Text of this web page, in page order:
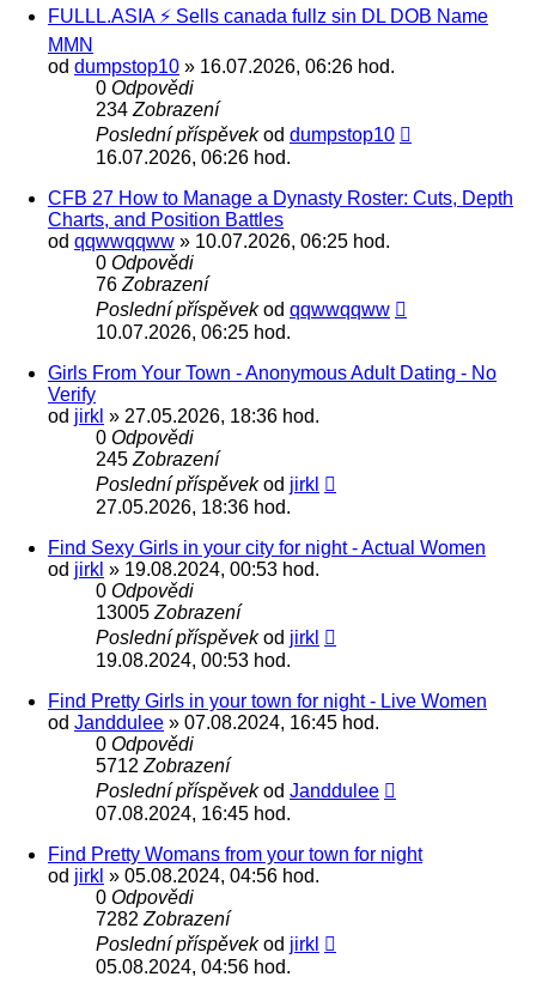
FULLL.ASIA ⚡ Sells canada fullz sin DL DOB Name
MMN
od dumpstop10 » 16.07.2026, 06:26 hod.
0 Odpovědi
234 Zobrazení
Poslední příspěvekod dumpstop10
16.07.2026, 06:26 hod.
CFB 27 How to Manage a Dynasty Roster: Cuts, Depth
Charts, and Position Battles
od qqwwqqww » 10.07.2026, 06:25 hod.
0 Odpovědi
76 Zobrazení
Poslední příspěvekod qqwwqqww
10.07.2026, 06:25 hod.
Girls From Your Town - Anonymous Adult Dating - No
Verify
od jirkl » 27.05.2026, 18:36 hod.
0 Odpovědi
245 Zobrazení
Poslední příspěvekod jirkl
27.05.2026, 18:36 hod.
Find Sexy Girls in your city for night - Actual Women
od jirkl » 19.08.2024, 00:53 hod.
0 Odpovědi
13005 Zobrazení
Poslední příspěvekod jirkl
19.08.2024, 00:53 hod.
Find Pretty Girls in your town for night - Live Women
od Janddulee » 07.08.2024, 16:45 hod.
0 Odpovědi
5712 Zobrazení
Poslední příspěvekod Janddulee
07.08.2024, 16:45 hod.
Find Pretty Womans from your town for night
od jirkl » 05.08.2024, 04:56 hod.
0 Odpovědi
7282 Zobrazení
Poslední příspěvekod jirkl
05.08.2024, 04:56 hod.